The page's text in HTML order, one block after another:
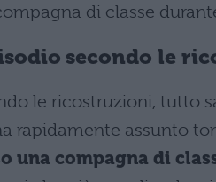
di classe
secondo le
le ricostruzioni, tutto
rapidamente assunto
una compagna di